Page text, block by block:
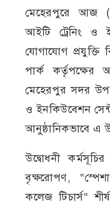
মেহেরপুরে আজ
আইটি ট্রেনিং ও
যোগাযোগ প্রযুক্তি
পার্ক
মেহেরপুর সদর
ও ইনকিউবেশন
আনুষ্ঠানিকভাবে এ
উদ্বোধনী
বৃক্ষরোপণ,
কলেজ টিচার্স”